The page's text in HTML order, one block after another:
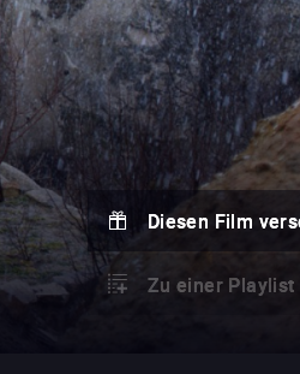
Diesen Film
Zu einer